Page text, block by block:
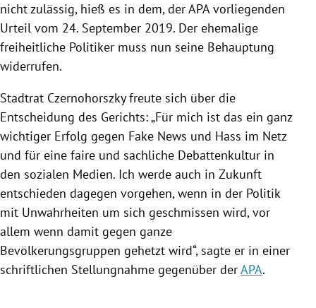
nicht zulässig, hieß es in dem, derAPAvorliegenden
Urteil vom 24. September 2019. Der ehemalige
freiheitliche Politiker muss nun seine Behauptung
widerrufen.
Stadtrat Czernohorszkyfreute sich über die
Entscheidung des Gerichts: „Für mich ist das ein ganz
wichtiger Erfolg gegen Fake News und Hass im Netz
und für eine faire und sachliche Debattenkultur in
den sozialen Medien. Ich werde auch in Zukunft
entschieden dagegen vorgehen, wenn in der Politik
mit Unwahrheiten um sich geschmissen wird, vor
allem wenn damit gegen ganze
Bevölkerungsgruppen gehetzt wird“, sagte er in einer
schriftlichen Stellungnahme gegenüber derAPA.